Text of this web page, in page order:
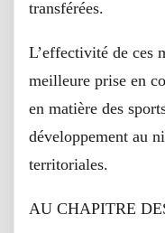
transférées.
L’effectivité de ces
meilleure prise en
en matière des
développement au
territoriales.
AU CHAPITRE